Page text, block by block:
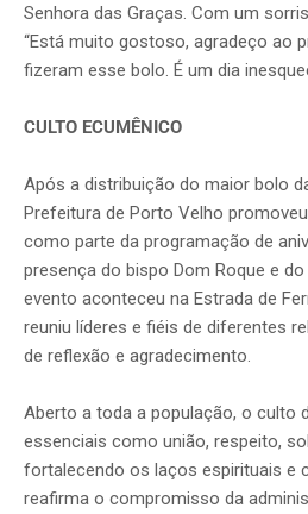
Senhora das Graças. Com um
“Está muito gostoso, agradeço ao
fizeram esse bolo. É um dia
CULTO ECUMÊNICO
Após a distribuição do maior bolo
Prefeitura de Porto Velho
como parte da programação de
presença do bispo Dom Roque e
evento aconteceu na Estrada de
reuniu líderes e fiéis de diferentes
de reflexão e agradecimento.
Aberto a toda a população, o culto
essenciais como união, respeito,
fortalecendo os laços espirituais e
reafirma o compromisso da